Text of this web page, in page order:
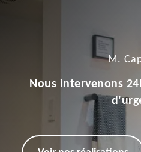
M.
Nous intervenons